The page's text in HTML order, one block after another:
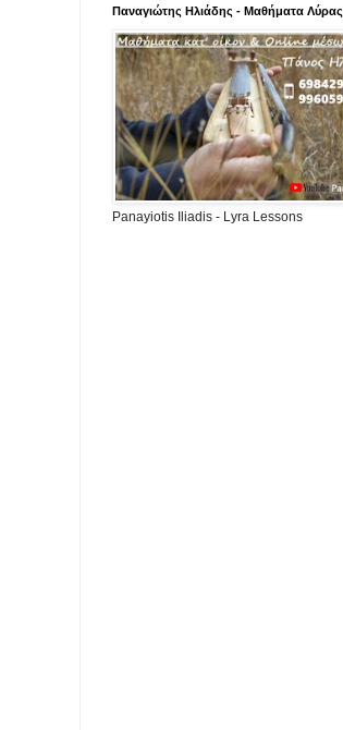
Παναγιώτης Ηλιάδης - Μαθήματα Λύρας
Panayiotis Iliadis - Lyra Lessons